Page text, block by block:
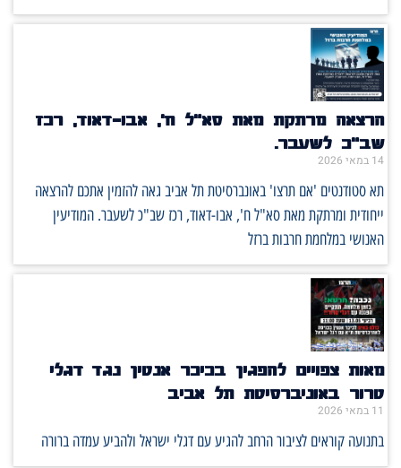
הרצאה מרתקת מאת סא"ל ח', אבו-דאוד, רכז
שב"כ לשעבר.
14 במאי 2026
תא סטודנטים 'אם תרצו' באונברסיטת תל אביב גאה להזמין אתכם להרצאה
ייחודית ומרתקת מאת סא"ל ח', אבו-דאוד, רכז שב"כ לשעבר. המודיעין
האנושי במלחמת חרבות ברזל
מאות צפויים להפגין בכיכר אנטין נגד דגלי
טרור באוניברסיטת תל אביב
11 במאי 2026
בתנועה קוראים לציבור הרחב להגיע עם דגלי ישראל ולהביע עמדה ברורה